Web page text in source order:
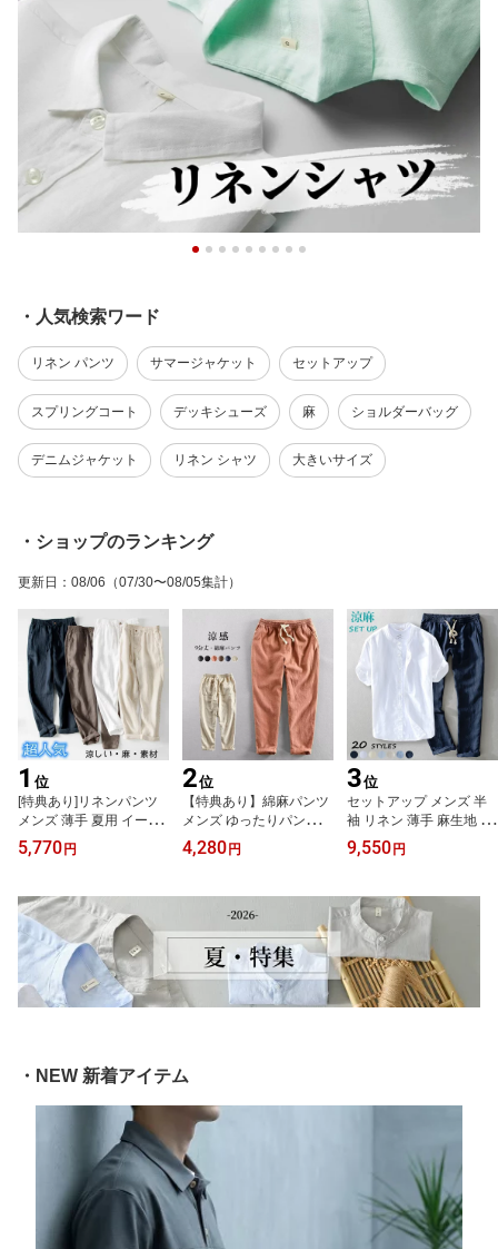
・人気検索ワード
リネン パンツ サマージャケット セットアップ
スプリングコート デッキシューズ 麻 ショルダーバッグ
デニムジャケット リネン シャツ 大きいサイズ
・ショップのランキング
更新日 ： 08/06 （07/30〜08/05集計）
1 位
[特典あり]リネンパンツ
メンズ 薄手 夏用 イージ
ーパンツ 軽い 清涼 ワイ
ドパンツ メンズロングパ
開け ウエストゴム カジ
ュアルパンツ 長ズボン
チノパン 通気性 接触冷
感 春服 夏服 秋品 男性用
ボトムス
5,770 円
2位
【特典あり】綿麻パンツ
メンズ ゆったりパンツ
涼しい リネンパンツ カ
ジュアルパンツ 九分丈パ
薄手 無地 通気性 春夏 大
きいサイズ イージーパン
ツ コットン リネン 男性
用ズボン ジョガーパンツ
サマーパンツ 夏服
4,280 円
3位
セットアップ メンズ 半
袖 リネン 薄手 麻生地 セ
ットアップ上下 軽量 ス
タンドカラー 半袖シャツ
トレーニング カジュアル
ランニングウェア スポー
ツウェア 通気性 お出か
け 春夏服 吸湿 涼しい ト
レーナー 誕生日 父の日
プレゼント 特典あり
9,550 円
・NEW 新着アイテム